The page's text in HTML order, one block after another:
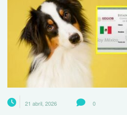
21 abril, 2026 0